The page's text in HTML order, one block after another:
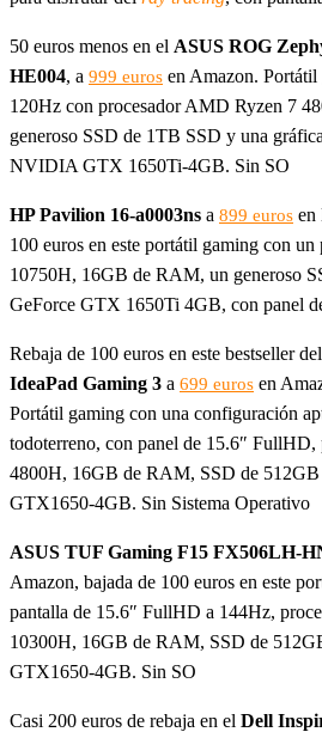
50 euros menos en el ASUS ROG
HE004, a 999 euros en Amazon.
120Hz con procesador AMD Ryzen 7
generoso SSD de 1TB SSD y una
NVIDIA GTX 1650Ti-4GB. Sin SO
HP Pavilion 16-a0003ns a 899 euros en
100 euros en este portátil gaming con
10750H, 16GB de RAM, un generoso
GeForce GTX 1650Ti 4GB, con panel
Rebaja de 100 euros en este bestseller
IdeaPad Gaming 3 a 699 euros en
Portátil gaming con una configuración
todoterreno, con panel de 15.6″
4800H, 16GB de RAM, SSD de
GTX1650-4GB. Sin Sistema Operativo
ASUS TUF Gaming F15 FX506LH-
Amazon, bajada de 100 euros en este
pantalla de 15.6″ FullHD a 144Hz,
10300H, 16GB de RAM, SSD de
GTX1650-4GB. Sin SO
Casi 200 euros de rebaja en el Dell